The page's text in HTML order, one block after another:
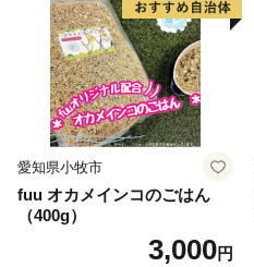
愛知県小牧市
fuu オカメインコのごはん
（400g）
3,000円